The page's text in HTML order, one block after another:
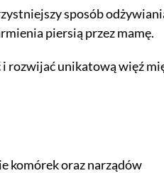
sposób
piersią przez mamę.
unikatową więź
komórek oraz narządów